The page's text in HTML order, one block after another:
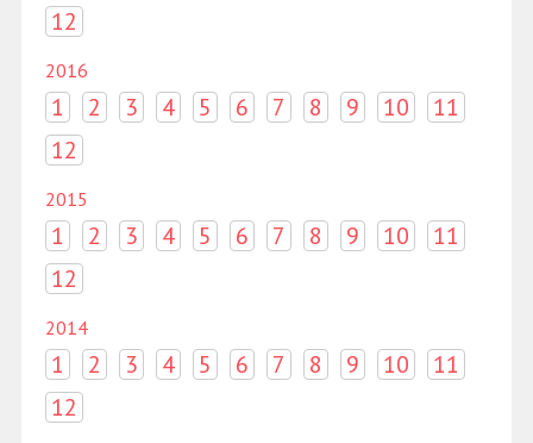
12
2016
1 2 3 4 5 6 7 8 9 10
11
12
2015
1 2 3 4 5 6 7 8 9 10
11
12
2014
1 2 3 4 5 6 7 8 9 10
11
12